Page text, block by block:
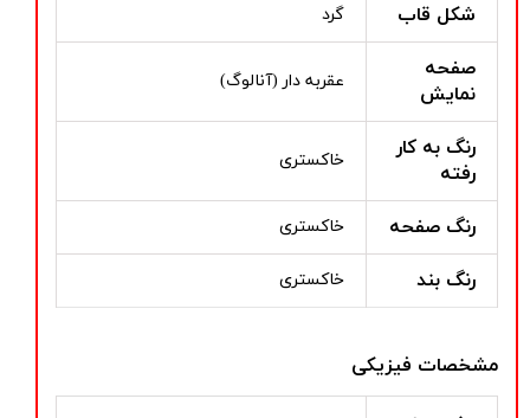
شکل قاب گرد
صفحه
نمایش
عقربه دار (آنالوگ)
رنگ به کار
رفته
خاکستری
رنگ صفحه خاکستری
رنگ بند خاکستری
مشخصات فیزیکی